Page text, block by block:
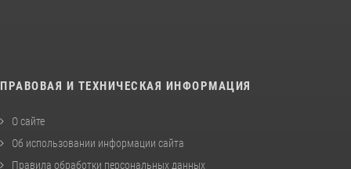
ПРАВОВАЯ И ТЕХНИЧЕСКАЯ ИНФОРМАЦИЯ
О сайте
Об использовании информации сайта
Правила обработки персональных данных